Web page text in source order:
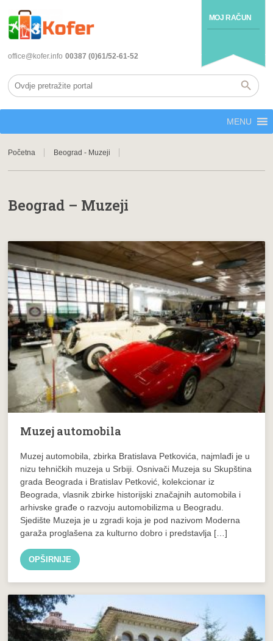
MOJ RAČUN
office@kofer.info 00387 (0)61/52-61-52
MENU
Početna Beograd - Muzeji
Beograd – Muzeji
Muzej automobila
Muzej automobila, zbirka Bratislava Petkovića, najmlađi je u
nizu tehničkih muzeja u Srbiji. Osnivači Muzeja su Skupština
grada Beograda i Bratislav Petković, kolekcionar iz
Beograda, vlasnik zbirke historijski značajnih automobila i
arhivske građe o razvoju automobilizma u Beogradu.
Sjedište Muzeja je u zgradi koja je pod nazivom Moderna
garaža proglašena za kulturno dobro i predstavlja […]
OPŠIRNIJE